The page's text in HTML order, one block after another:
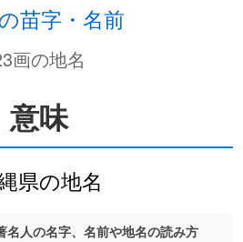
苗字・名前
画の地名
意味
県の地名
名人の名字、名前や地名の読み方